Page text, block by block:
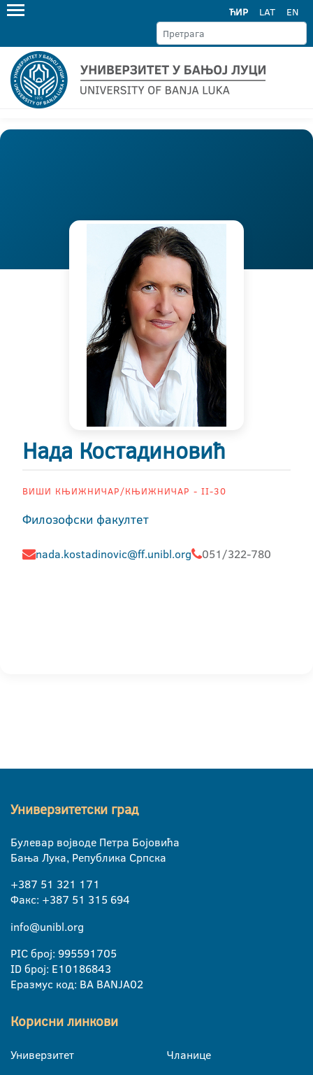
ЋИР LAT EN
Нада Костадиновић
ВИШИ КЊИЖНИЧАР/КЊИЖНИЧАР - II-30
Филозофски факултет
nada.kostadinovic@ff.unibl.org 051/322-780
Универзитетски град
Булевар војводе Петра Бојовића
Бања Лука, Република Српска
+387 51 321 171
Факс: +387 51 315 694
info@unibl.org
PIC број: 995591705
ID број: E10186843
Еразмус код: BA BANJA02
Корисни линкови
Универзитет
Чланице